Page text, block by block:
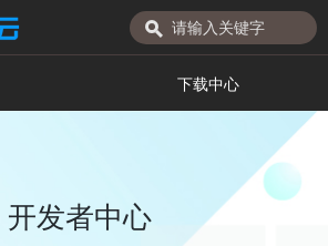
下载中心
开发者中心